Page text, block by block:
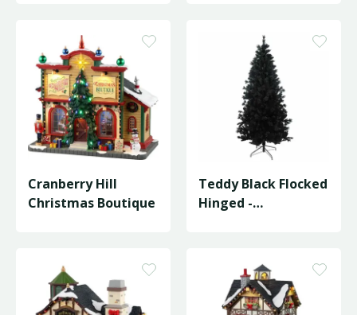
Cranberry Hill
Christmas Boutique
Teddy Black Flocked
Hinged -